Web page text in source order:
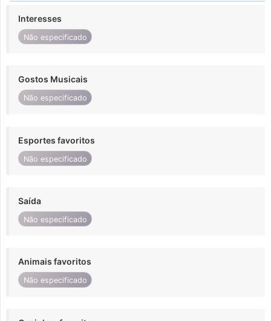
Interesses
Não especificado
Gostos Musicais
Não especificado
Esportes favoritos
Não especificado
Saída
Não especificado
Animais favoritos
Não especificado